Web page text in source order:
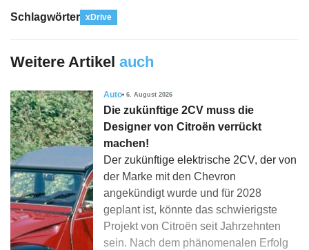
Schlagwörter xDrive
Weitere Artikel auch
Auto 6. August 2026
Die zukünftige 2CV muss die
Designer von Citroën verrückt
machen!
Der zukünftige elektrische 2CV, der von
der Marke mit den Chevron
angekündigt wurde und für 2028
geplant ist, könnte das schwierigste
Projekt von Citroën seit Jahrzehnten
sein. Nach dem phänomenalen Erfolg